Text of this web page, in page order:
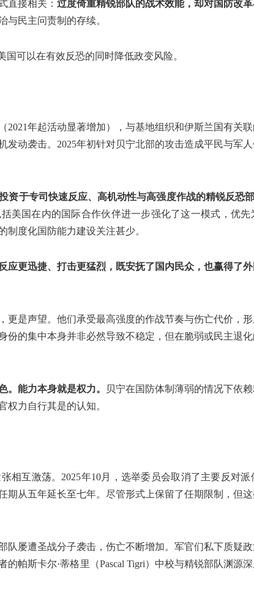
直接相关： 过度倚重精锐部队的战术效能，却对国防改革
与民主问责制的存续。
可以在有效反恐的同时降低政变风险。
2021年起活动显著增加），与基地组织和伊斯兰国有关
发动袭击。2025年初针对贝宁北部的攻击造成平民与军
资于专司快速反应、高机动性与高强度作战的精锐反恐
美国在内的国际合作伙伴进一步强化了这一模式，优先
度化国防能力建设关注甚少。
应更迅捷、打击更猛烈，既安抚了国内民众，也赢得了
更是声望。他们承受最高强度的作战节奏与伤亡代价，
份的集中本身并非必然导致不稳定，但在脆弱或民主退
。 能力本身就是权力。
贝宁在国防体制薄弱的情况下依
权力自行其是的认知。
相互激荡。2025年10月，选举委员会取消了主要反对
期从五年延长至七年。尽管形式上保留了任期限制，但
队屡遭圣战分子袭击，伤亡不断增加。军官们私下质疑
帕斯卡尔·蒂格里（Pascal Tigri）中校与精锐部队渊源